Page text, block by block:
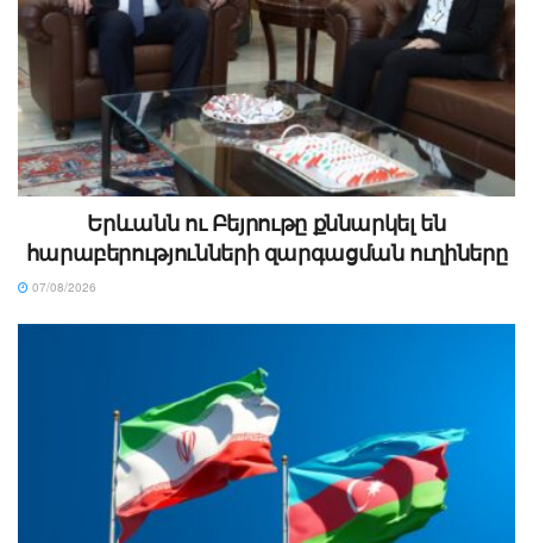
Երևանն ու Բեյրութը քննարկել են
հարաբերությունների զարգացման ուղիները
07/08/2026